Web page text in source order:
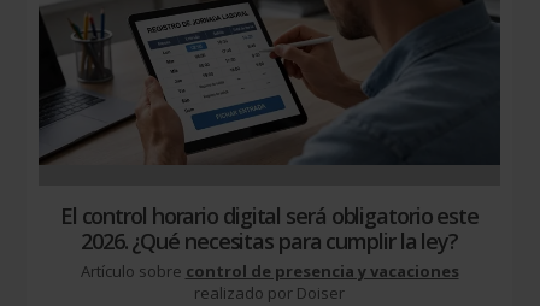
El control horario digital será obligatorio este
2026. ¿Qué necesitas para cumplir la ley?
Artículo sobre control de presencia y vacaciones
realizado por Doiser